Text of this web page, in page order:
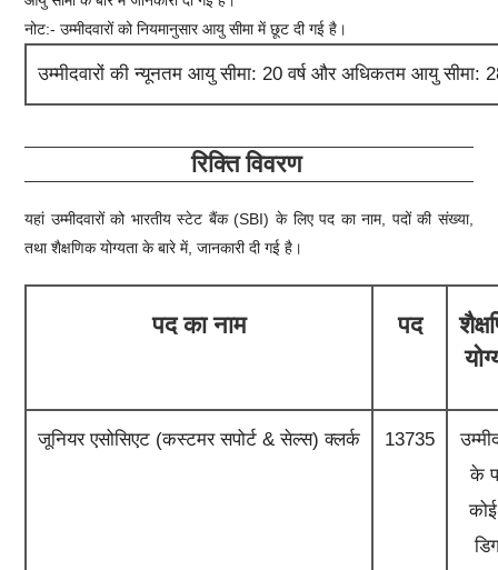
नोट:- उम्मीदवारों को नियमानुसार आयु सीमा में छूट दी गई है।
उम्मीदवारों कीन्यूनतम आयु सीमा:20वर्ष और अधिकतम आयु सीमा:
रिक्ति विवरण
यहां उम्मीदवारों को भारतीय स्टेट बैंक (SBI) के लिए पद का नाम, पदों की संख्या,
तथा शैक्षणिक योग्यता के बारे में, जानकारी दी गई है।
पद का नाम पद
जूनियर एसोसिएट (कस्टमर सपोर्ट & सेल्स) क्लर्क 13735
के